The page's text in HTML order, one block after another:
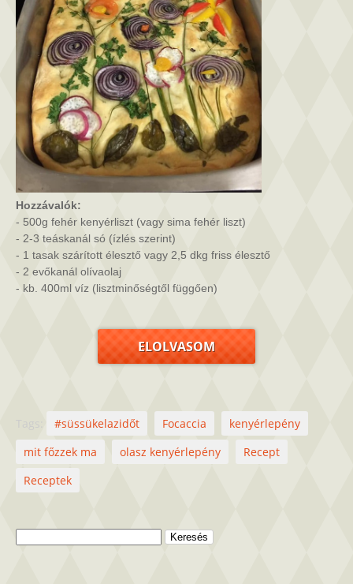
Hozzávalók:
- 500g fehér kenyérliszt (vagy sima fehér liszt)
- 2-3 teáskanál só (ízlés szerint)
- 1 tasak szárított élesztő vagy 2,5 dkg friss élesztő
- 2 evőkanál olívaolaj
- kb. 400ml víz (lisztminőségtől függően)
ELOLVASOM
#süssükelazidőt Focaccia
kenyérlepény
mit főzzek ma
olasz kenyérlepény
Recept
Receptek